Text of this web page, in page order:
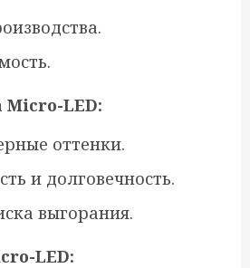
LED:
оттенки.
и долговечность.
выгорания.
LED: